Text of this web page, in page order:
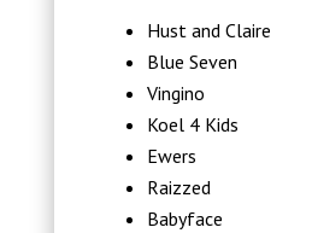
Hust and Claire
Blue Seven
Vingino
Koel 4 Kids
Ewers
Raizzed
Babyface